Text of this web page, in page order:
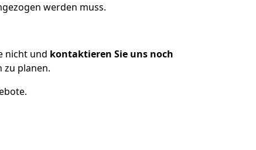
werden muss.
nicht und kontaktieren Sie uns noch
zu planen.